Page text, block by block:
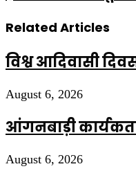
Related Articles
विश्व आदिवासी
August 6, 2026
आंगनबाड़ी
August 6, 2026